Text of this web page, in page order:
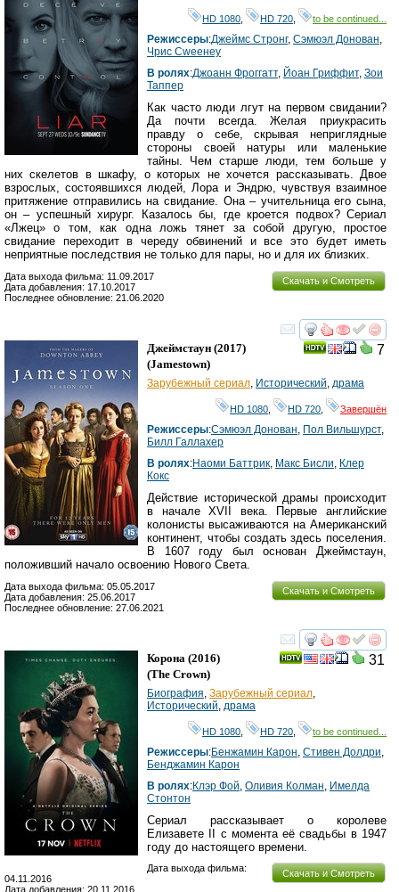
HD 1080 HD 720 to be continued...
Режиссеры:Джеймс Стронг, Сэмюэл Донован,
Чрис Сwеенеy
В ролях:Джоанн Фроггатт, Йоан Гриффит, Зои
Таппер
Как часто люди лгут на первом свидании?
Да почти всегда. Желая приукрасить
правду о себе, скрывая неприглядные
стороны своей натуры или маленькие
тайны. Чем старше люди, тем больше у
них скелетов в шкафу, о которых не хочется рассказывать. Двое
взрослых, состоявшихся людей, Лора и Эндрю, чувствуя взаимное
притяжение отправились на свидание. Она – учительница его сына,
он – успешный хирург. Казалось бы, где кроется подвох? Сериал
«Лжец» о том, как одна ложь тянет за собой другую, простое
свидание переходит в череду обвинений и все это будет иметь
неприятные последствия не только для пары, но и для их близких.
Скачать и Смотреть
Дата выхода фильма: 11.09.2017
Дата добавления: 17.10.2017
Последнее обновление: 21.06.2020
смотреть
7
Джеймстаун (2017)
(Jamestown)
Зарубежный сериал Исторический драма
HD 1080 HD 720 Завершён
Режиссеры:Сэмюэл Донован Пол Вильшурст,
Билл Галлахер
В ролях:Наоми Баттрик Макс Бисли Клер
Кокс
Действие исторической драмы происходит
в начале XVII века. Первые английские
колонисты высаживаются на Американский
континент, чтобы создать здесь поселения.
В 1607 году был основан Джеймстаун,
положивший начало освоению Нового Света.
Скачать и Смотреть
Дата выхода фильма: 05.05.2017
Дата добавления: 25.06.2017
Последнее обновление: 27.06.2021
смотреть
31
Корона (2016)
(The Crown)
Биография Зарубежный сериал
Исторический драма
HD 1080 HD 720 to be continued...
Режиссеры:Бенжамин Карон Стивен Долдри
Бенджамин Карон
В ролях:Клэр Фой Оливия Колман Имелда
Стонтон
Сериал рассказывает о королеве
Елизавете II с момента её свадьбы в 1947
году до настоящего времени.
Скачать и Смотреть
Дата выхода фильма:
04.11.2016
Дата добавления: 20.11.2016